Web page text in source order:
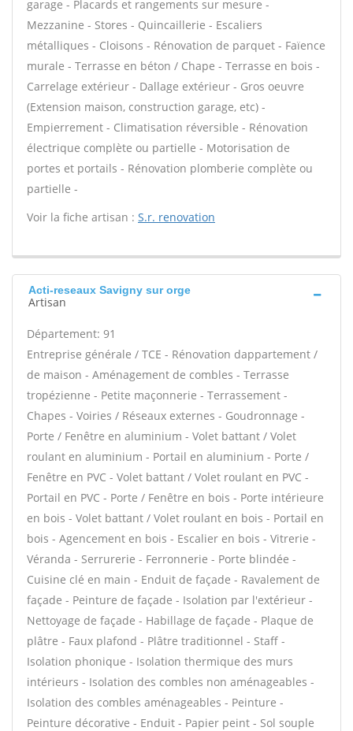
garage - Placards et rangements sur mesure -
Mezzanine - Stores - Quincaillerie - Escaliers
métalliques - Cloisons - Rénovation de parquet - Faïence
murale - Terrasse en béton / Chape - Terrasse en bois -
Carrelage extérieur - Dallage extérieur - Gros oeuvre
(Extension maison, construction garage, etc) -
Empierrement - Climatisation réversible - Rénovation
électrique complète ou partielle - Motorisation de
portes et portails - Rénovation plomberie complète ou
partielle -
Voir la fiche artisan : S.r. renovation
Acti-reseaux Savigny sur orge
Artisan
Département: 91
Entreprise générale / TCE - Rénovation dappartement /
de maison - Aménagement de combles - Terrasse
tropézienne - Petite maçonnerie - Terrassement -
Chapes - Voiries / Réseaux externes - Goudronnage -
Porte / Fenêtre en aluminium - Volet battant / Volet
roulant en aluminium - Portail en aluminium - Porte /
Fenêtre en PVC - Volet battant / Volet roulant en PVC -
Portail en PVC - Porte / Fenêtre en bois - Porte intérieure
en bois - Volet battant / Volet roulant en bois - Portail en
bois - Agencement en bois - Escalier en bois - Vitrerie -
Véranda - Serrurerie - Ferronnerie - Porte blindée -
Cuisine clé en main - Enduit de façade - Ravalement de
façade - Peinture de façade - Isolation par l'extérieur -
Nettoyage de façade - Habillage de façade - Plaque de
plâtre - Faux plafond - Plâtre traditionnel - Staff -
Isolation phonique - Isolation thermique des murs
intérieurs - Isolation des combles non aménageables -
Isolation des combles aménageables - Peinture -
Peinture décorative - Enduit - Papier peint - Sol souple